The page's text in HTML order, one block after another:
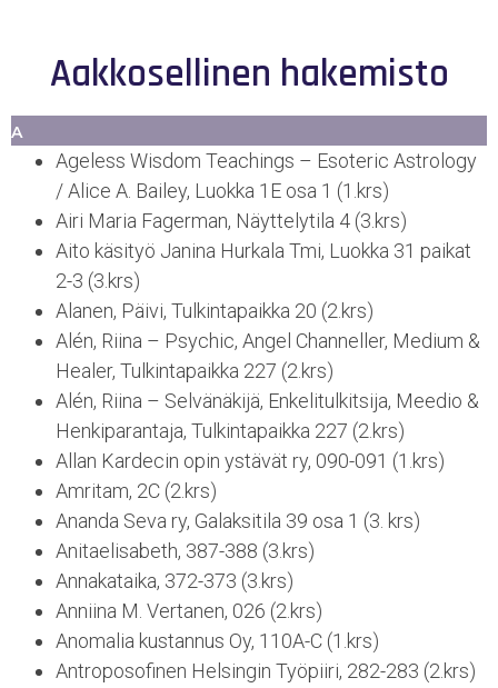
Aakkosellinen hakemisto
A
Ageless Wisdom Teachings – Esoteric Astrology
/ Alice A. Bailey, Luokka 1E osa 1 (1.krs)
Airi Maria Fagerman, Näyttelytila 4 (3.krs)
Aito käsityö Janina Hurkala Tmi, Luokka 31 paikat
2-3 (3.krs)
Alanen, Päivi, Tulkintapaikka 20 (2.krs)
Alén, Riina – Psychic, Angel Channeller, Medium &
Healer, Tulkintapaikka 227 (2.krs)
Alén, Riina – Selvänäkijä, Enkelitulkitsija, Meedio &
Henkiparantaja, Tulkintapaikka 227 (2.krs)
Allan Kardecin opin ystävät ry, 090-091 (1.krs)
Amritam, 2C (2.krs)
Ananda Seva ry, Galaksitila 39 osa 1 (3. krs)
Anitaelisabeth, 387-388 (3.krs)
Annakataika, 372-373 (3.krs)
Anniina M. Vertanen, 026 (2.krs)
Anomalia kustannus Oy, 110A-C (1.krs)
Antroposofinen Helsingin Työpiiri, 282-283 (2.krs)